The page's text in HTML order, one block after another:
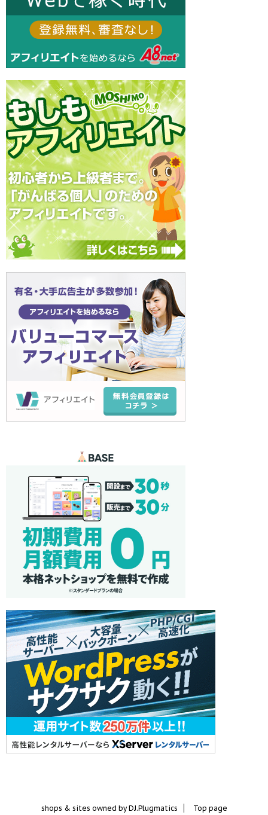
shops & sites owned by DJ.Plugmatics Top page